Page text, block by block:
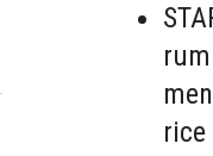
rice